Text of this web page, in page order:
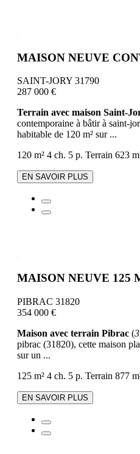
MAISON NEUVE
SAINT-JORY 31790
287 000 €
Terrain avec maison Saint-
contemporaine à bâtir à saint-
habitable de 120 m² sur ...
120 m² 4 ch. 5 p. Terrain 623
EN SAVOIR PLUS
MAISON NEUVE 125
PIBRAC 31820
354 000 €
Maison avec terrain Pibrac (
pibrac (31820), cette maison
sur un ...
125 m² 4 ch. 5 p. Terrain 877
EN SAVOIR PLUS